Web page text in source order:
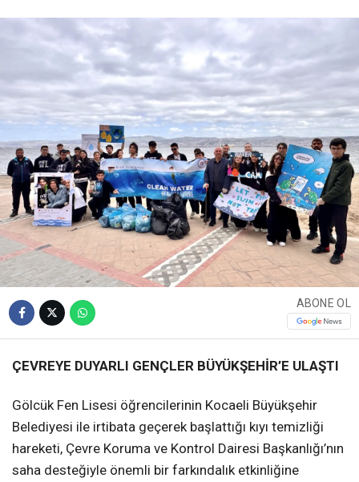
ABONE OL
ÇEVREYE DUYARLI GENÇLER BÜYÜKŞEHİR’E ULAŞTI
Gölcük Fen Lisesi öğrencilerinin Kocaeli Büyükşehir
Belediyesi ile irtibata geçerek başlattığı kıyı temizliği
hareketi, Çevre Koruma ve Kontrol Dairesi Başkanlığı’nın
saha desteğiyle önemli bir farkındalık etkinliğine